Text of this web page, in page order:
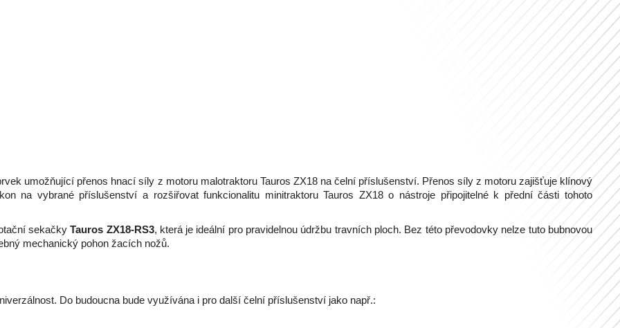
umožňující přenos hnací síly z motoru malotraktoru Tauros ZX18 na čelní příslušenství. Přenos síly z motoru zajišťuje klínový
na vybrané příslušenství a rozšiřovat funkcionalitu minitraktoru Tauros ZX18 o nástroje připojitelné k přední části tohoto
sekačkyTauros ZX18-RS3, která je ideální pro pravidelnou údržbu travních ploch. Bez této převodovky nelze tuto bubnovou
mechanický pohon žacích nožů.
Do budoucna bude využívána i pro další čelní příslušenství jako např.: